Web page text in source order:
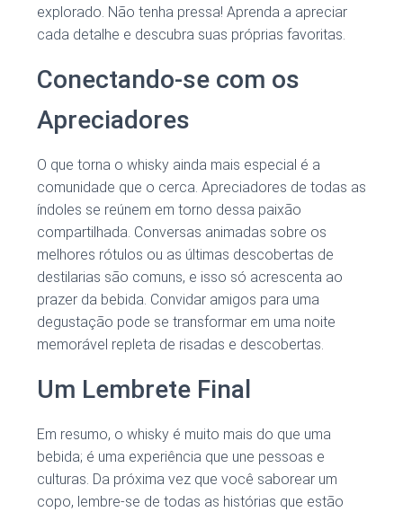
explorado. Não tenha pressa! Aprenda a apreciar
cada detalhe e descubra suas próprias favoritas.
Conectando-se com os
Apreciadores
O que torna o whisky ainda mais especial é a
comunidade que o cerca. Apreciadores de todas as
índoles se reúnem em torno dessa paixão
compartilhada. Conversas animadas sobre os
melhores rótulos ou as últimas descobertas de
destilarias são comuns, e isso só acrescenta ao
prazer da bebida. Convidar amigos para uma
degustação pode se transformar em uma noite
memorável repleta de risadas e descobertas.
Um Lembrete Final
Em resumo, o whisky é muito mais do que uma
bebida; é uma experiência que une pessoas e
culturas. Da próxima vez que você saborear um
copo, lembre-se de todas as histórias que estão